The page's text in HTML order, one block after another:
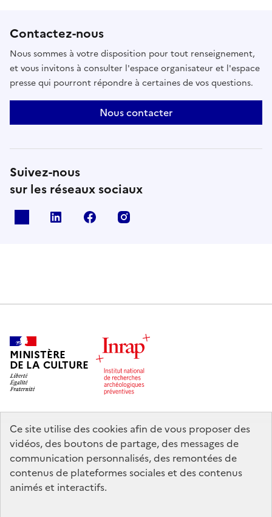
Ce site utilise des cookies afin de vous proposer des
vidéos, des boutons de partage, des messages de
communication personnalisés, des remontées de
contenus de plateformes sociales et des contenus
animés et interactifs.
Contactez-nous
Nous sommes à votre disposition pour tout renseignement,
et vous invitons à consulter l'espace organisateur et l'espace
presse qui pourront répondre à certaines de vos questions.
Nous contacter
Suivez-nous
sur les réseaux sociaux
Linkedin Facebook
MINISTÈRE
DE LA CULTURE
legifrance.gouv.fr
info.gouv.fr
service-public.gouv.fr
data.gouv.fr